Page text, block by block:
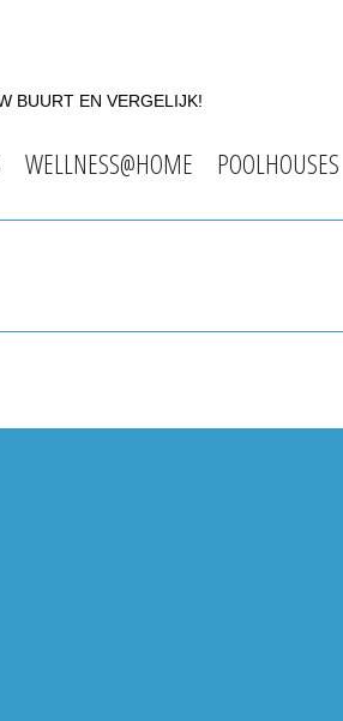
BUURT EN VERGELIJK!
WELLNESS@HOME POOLHOUSES